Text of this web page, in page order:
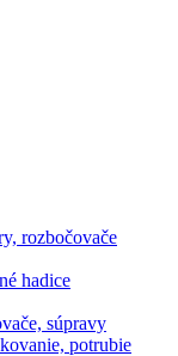
rozbočovače
hadice
súpravy
potrubie